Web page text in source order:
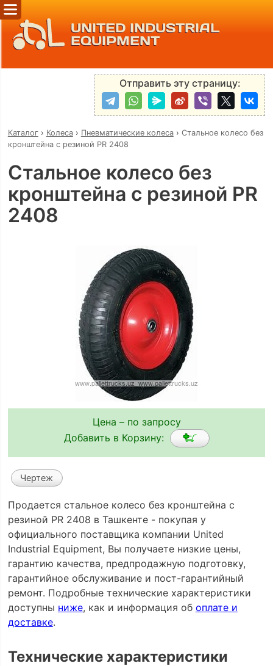
UNITED INDUSTRIAL
EQUIPMENT
Отправить эту страницу:
Каталог› Колеса› Пневматические колеса› Стальное колесо без
кронштейна с резиной PR 2408
Стальное колесо без
кронштейна с резиной PR
2408
Цена – по запросу
Добавить в Корзину:
Чертеж
Продается стальное колесо без кронштейна с
резиной PR 2408 в Ташкенте - покупая у
официального поставщика компании United
Industrial Equipment, Вы получаете низкие цены,
гарантию качества, предпродажную подготовку,
гарантийное обслуживание и пост-гарантийный
ремонт. Подробные технические характеристики
доступны ниже, как и информация об оплате и
доставке.
Технические характеристики